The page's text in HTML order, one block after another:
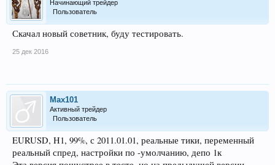
Начинающий трейдер
Пользователь
Скачал новый советник, буду тестировать.
25 дек 2016
Max101
Активный трейдер
Пользователь
EURUSD, H1, 99%, с 2011.01.01, реальные тики, переменный
реальный спред, настройки по -умолчанию, депо 1к